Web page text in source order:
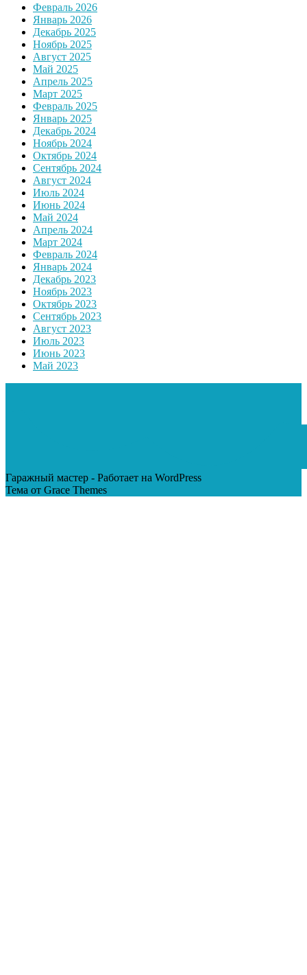
Февраль 2026
Январь 2026
Декабрь 2025
Ноябрь 2025
Август 2025
Май 2025
Апрель 2025
Март 2025
Февраль 2025
Январь 2025
Декабрь 2024
Ноябрь 2024
Октябрь 2024
Сентябрь 2024
Август 2024
Июль 2024
Июнь 2024
Май 2024
Апрель 2024
Март 2024
Февраль 2024
Январь 2024
Декабрь 2023
Ноябрь 2023
Октябрь 2023
Сентябрь 2023
Август 2023
Июль 2023
Июнь 2023
Май 2023
Гаражный мастер - Работает на WordPress
Тема от Grace Themes